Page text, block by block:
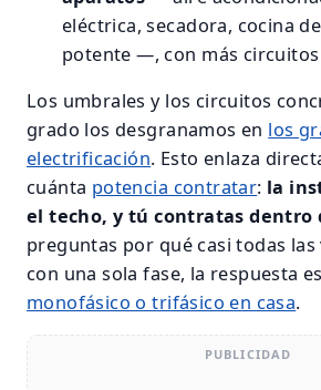
eléctrica, secadora, cocina
potente —, con más
Los umbrales y los circuitos
grado los desgranamos en los
electrificación. Esto enlaza
cuánta potencia contratar: la
el techo, y tú contratas dentro
preguntas por qué casi todas las
con una sola fase, la respuesta
monofásico o trifásico en casa.
PUBLICIDAD